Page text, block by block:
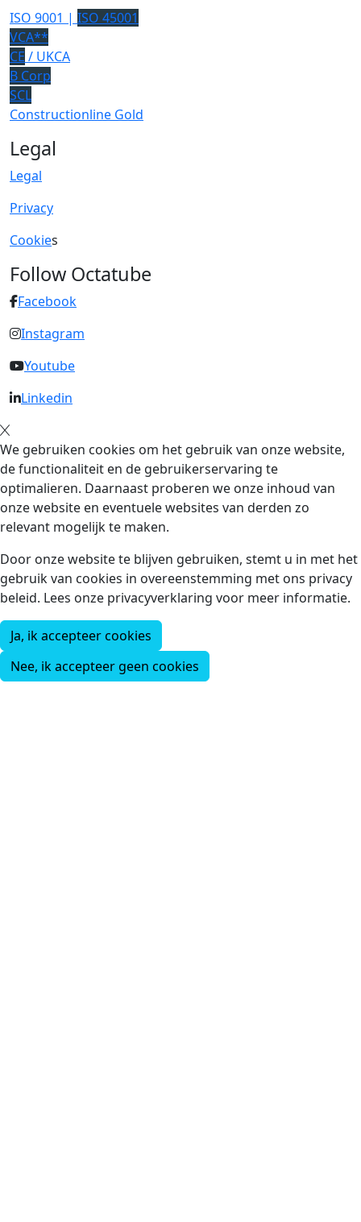
ISO 9001 | ISO 45001
VCA**
CE / UKCA
B Corp
SCL
Constructionline Gold
Legal
Legal
Privacy
Cookies
Follow Octatube
Facebook
Instagram
Youtube
Linkedin
We gebruiken cookies om het gebruik van onze website,
de functionaliteit en de gebruikerservaring te
optimalieren. Daarnaast proberen we onze inhoud van
onze website en eventuele websites van derden zo
relevant mogelijk te maken.
Door onze website te blijven gebruiken, stemt u in met het
gebruik van cookies in overeenstemming met ons privacy
beleid. Lees onze privacyverklaring voor meer informatie.
Ja, ik accepteer cookies
Nee, ik accepteer geen cookies